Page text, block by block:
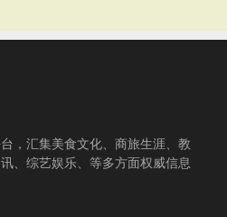
，汇集美食文化、商旅生涯、教
、综艺娱乐、等多方面权威信息